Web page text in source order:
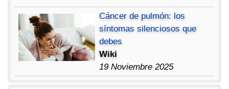
Cáncer de pulmón: los
síntomas silenciosos que
debes
Wiki
19 Noviembre 2025